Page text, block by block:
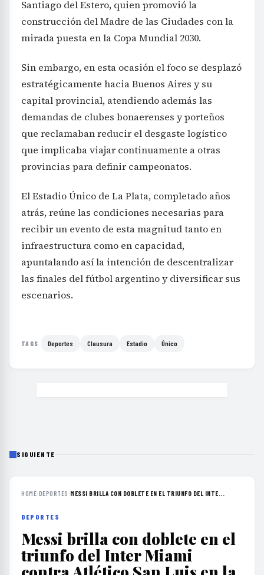
Santiago del Estero, quien promovió la
construcción del Madre de las Ciudades con la
mirada puesta en la Copa Mundial 2030.
Sin embargo, en esta ocasión el foco se desplazó
estratégicamente hacia Buenos Aires y su
capital provincial, atendiendo además las
demandas de clubes bonaerenses y porteños
que reclamaban reducir el desgaste logístico
que implicaba viajar continuamente a otras
provincias para definir campeonatos.
El Estadio Único de La Plata, completado años
atrás, reúne las condiciones necesarias para
recibir un evento de esta magnitud tanto en
infraestructura como en capacidad,
apuntalando así la intención de descentralizar
las finales del fútbol argentino y diversificar sus
escenarios.
TAGS Deportes Clausura Estadio Único
SIGUIENTE
HOME›DEPORTES ›MESSI BRILLA CON DOBLETE EN EL TRIUNFO DEL INTE...
DEPORTES
Messi brilla con doblete en el
triunfo del Inter Miami